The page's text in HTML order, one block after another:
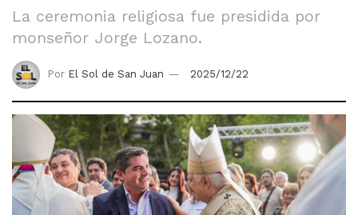
La ceremonia religiosa fue presidida por
monseñor Jorge Lozano.
Por El Sol de San Juan 2025/12/22